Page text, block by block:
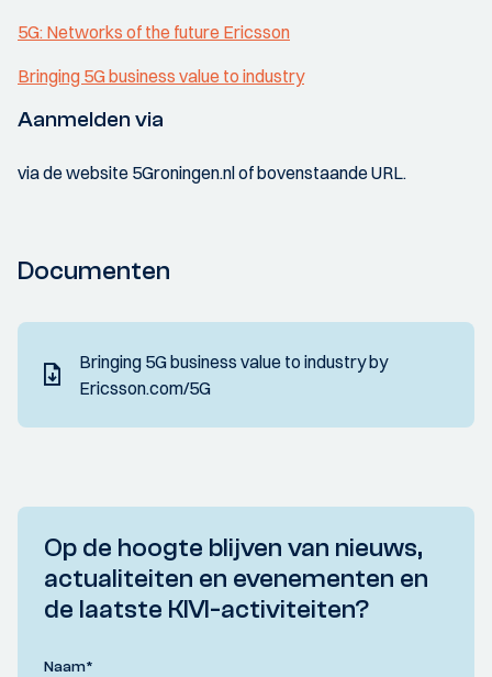
5G: Networks of the future Ericsson
Bringing 5G business value to industry
Aanmelden via
via de website 5Groningen.nl of bovenstaande URL.
Documenten
Bringing 5G business value to industry by
Ericsson.com/5G
Op de hoogte blijven van nieuws,
actualiteiten en evenementen en
de laatste KIVI-activiteiten?
Naam*